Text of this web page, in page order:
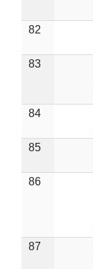
82
83
84
85
86
87